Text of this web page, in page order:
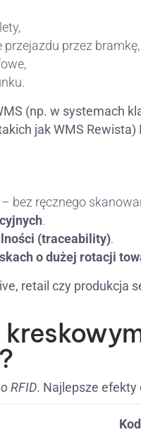
przez bramkę,
(np. w systemach
jak WMS
– bez ręcznego
.
(traceability).
o dużej rotacji
retail czy produkcja
RFID. Najlepsze efekty